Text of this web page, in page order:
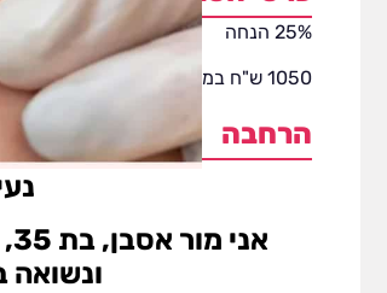
25% הנחה
1050 ש"ח במקום 1400 ש"ח
הרחבה
ונשואה